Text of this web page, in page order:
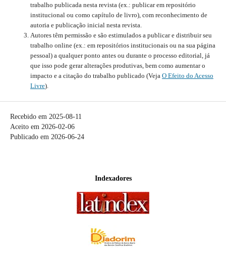
trabalho publicada nesta revista (ex.: publicar em repositório
institucional ou como capítulo de livro), com reconhecimento de
autoria e publicação inicial nesta revista.
Autores têm permissão e são estimulados a publicar e distribuir seu
trabalho online (ex.: em repositórios institucionais ou na sua página
pessoal) a qualquer ponto antes ou durante o processo editorial, já
que isso pode gerar alterações produtivas, bem como aumentar o
impacto e a citação do trabalho publicado (Veja O Efeito do Acesso
Livre).
Recebido em 2025-08-11
Aceito em 2026-02-06
Publicado em 2026-06-24
Indexadores